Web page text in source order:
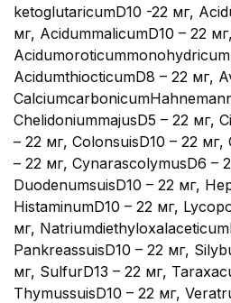
ketoglutaricumD10 -22 мг,
мг, AcidummalicumD10 – 22 мг,
AcidumthiocticumD8 – 22 мг,
ChelidoniummajusD5 – 22 мг,
– 22 мг, ColonsuisD10 – 22
– 22 мг, CynarascolymusD6 –
DuodenumsuisD10 – 22 мг,
HistaminumD10 – 22 мг,
мг,
PankreassuisD10 – 22 мг,
мг, SulfurD13 – 22 мг,
ThymussuisD10 – 22 мг,